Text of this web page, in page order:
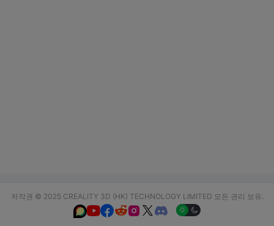
저작권 © 2025 CREALITY 3D (HK) TECHNOLOGY LIMITED 모든 권리 보유.
  